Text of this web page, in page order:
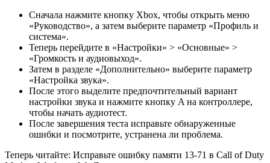
Сначала нажмите кнопку Xbox, чтобы открыть меню
«Руководство», а затем выберите параметр «Профиль и
система».
Теперь перейдите в «Настройки» > «Основные» >
«Громкость и аудиовыход».
Затем в разделе «Дополнительно» выберите параметр
«Настройка звука».
После этого выделите предпочтительный вариант
настройки звука и нажмите кнопку A на контроллере,
чтобы начать аудиотест.
После завершения теста исправьте обнаруженные
ошибки и посмотрите, устранена ли проблема.
Теперь читайте: Исправьте ошибку памяти 13-71 в Call of Duty